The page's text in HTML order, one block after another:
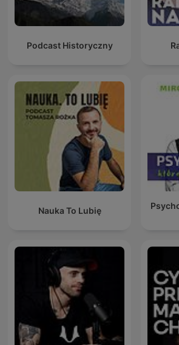
Podcast Historyczny
Nauka To Lubię